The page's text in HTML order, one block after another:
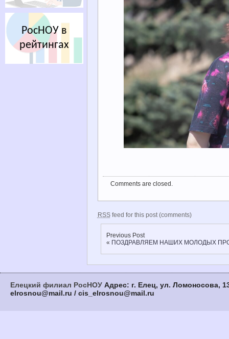
Comments are closed.
RSSfeed for this post (comments)
Previous Post
« ПОЗДРАВЛЯЕМ НАШИХ МОЛОДЫХ
РосНОУ в
рейтингах
Елецкий филиал РосНОУ Адрес: г. Елец, ул. Ломоносова,
elrosnou@mail.ru / cis_elrosnou@mail.ru